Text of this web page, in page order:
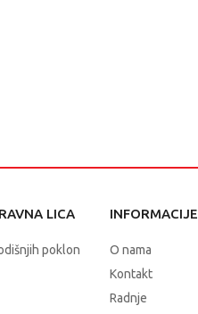
LICA
poklon
INFORMACIJE
O nama
Kontakt
Radnje